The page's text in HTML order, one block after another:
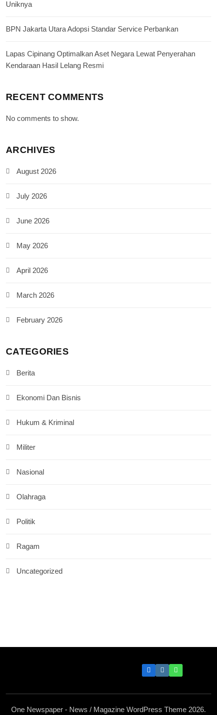
Uniknya
BPN Jakarta Utara Adopsi Standar Service Perbankan
Lapas Cipinang Optimalkan Aset Negara Lewat Penyerahan
Kendaraan Hasil Lelang Resmi
RECENT COMMENTS
No comments to show.
ARCHIVES
August 2026
July 2026
June 2026
May 2026
April 2026
March 2026
February 2026
CATEGORIES
Berita
Ekonomi Dan Bisnis
Hukum & Kriminal
Militer
Nasional
Olahraga
Politik
Ragam
Uncategorized
One Newspaper - News / Magazine WordPress Theme 2026.